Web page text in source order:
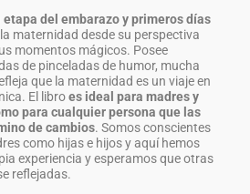
del embarazo y primeros días
maternidad desde su perspectiva
momentos mágicos. Posee
de pinceladas de humor, mucha
que la maternidad es un viaje en
El libroes ideal para madres y
para cualquier persona que las
de cambios. Somos conscientes
como hijas e hijos y aquí hemos
experiencia y esperamos que otras
reflejadas.